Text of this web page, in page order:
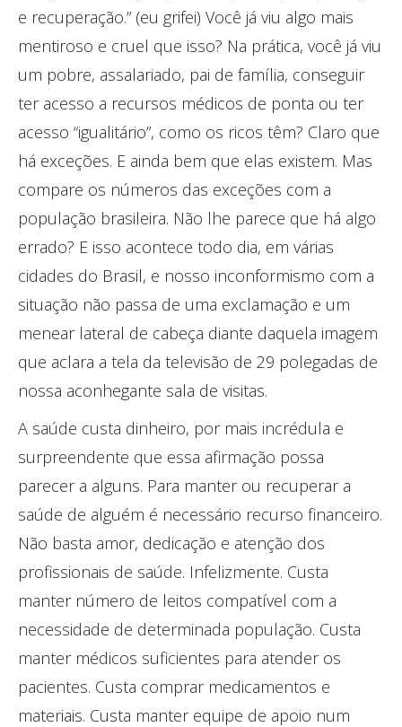
e recuperação.” (eu grifei) Você já viu algo mais
mentiroso e cruel que isso? Na prática, você já viu
um pobre, assalariado, pai de família, conseguir
ter acesso a recursos médicos de ponta ou ter
acesso “igualitário”, como os ricos têm? Claro que
há exceções. E ainda bem que elas existem. Mas
compare os números das exceções com a
população brasileira. Não lhe parece que há algo
errado? E isso acontece todo dia, em várias
cidades do Brasil, e nosso inconformismo com a
situação não passa de uma exclamação e um
menear lateral de cabeça diante daquela imagem
que aclara a tela da televisão de 29 polegadas de
nossa aconhegante sala de visitas.
A saúde custa dinheiro, por mais incrédula e
surpreendente que essa afirmação possa
parecer a alguns. Para manter ou recuperar a
saúde de alguém é necessário recurso financeiro.
Não basta amor, dedicação e atenção dos
profissionais de saúde. Infelizmente. Custa
manter número de leitos compatível com a
necessidade de determinada população. Custa
manter médicos suficientes para atender os
pacientes. Custa comprar medicamentos e
materiais. Custa manter equipe de apoio num